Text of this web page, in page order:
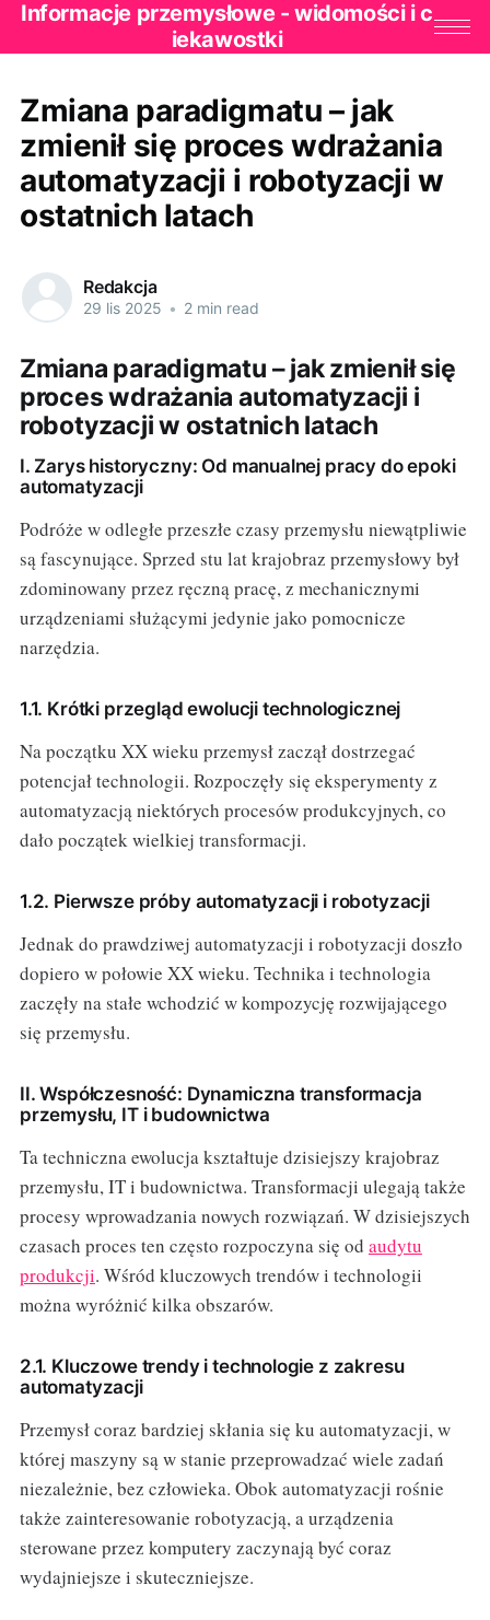
Informacje przemysłowe - widomości i c
iekawostki
Zmiana paradigmatu – jak
zmienił się proces wdrażania
automatyzacji i robotyzacji w
ostatnich latach
Redakcja
29 lis 2025 • 2 min read
Zmiana paradigmatu – jak zmienił się
proces wdrażania automatyzacji i
robotyzacji w ostatnich latach
I. Zarys historyczny: Od manualnej pracy do epoki
automatyzacji
Podróże w odległe przeszłe czasy przemysłu niewątpliwie
są fascynujące. Sprzed stu lat krajobraz przemysłowy był
zdominowany przez ręczną pracę, z mechanicznymi
urządzeniami służącymi jedynie jako pomocnicze
narzędzia.
1.1. Krótki przegląd ewolucji technologicznej
Na początku XX wieku przemysł zaczął dostrzegać
potencjał technologii. Rozpoczęły się eksperymenty z
automatyzacją niektórych procesów produkcyjnych, co
dało początek wielkiej transformacji.
1.2. Pierwsze próby automatyzacji i robotyzacji
Jednak do prawdziwej automatyzacji i robotyzacji doszło
dopiero w połowie XX wieku. Technika i technologia
zaczęły na stałe wchodzić w kompozycję rozwijającego
się przemysłu.
II. Współczesność: Dynamiczna transformacja
przemysłu, IT i budownictwa
Ta techniczna ewolucja kształtuje dzisiejszy krajobraz
przemysłu, IT i budownictwa. Transformacji ulegają także
procesy wprowadzania nowych rozwiązań. W dzisiejszych
czasach proces ten często rozpoczyna się od audytu
produkcji. Wśród kluczowych trendów i technologii
można wyróżnić kilka obszarów.
2.1. Kluczowe trendy i technologie z zakresu
automatyzacji
Przemysł coraz bardziej skłania się ku automatyzacji, w
której maszyny są w stanie przeprowadzać wiele zadań
niezależnie, bez człowieka. Obok automatyzacji rośnie
także zainteresowanie robotyzacją, a urządzenia
sterowane przez komputery zaczynają być coraz
wydajniejsze i skuteczniejsze.